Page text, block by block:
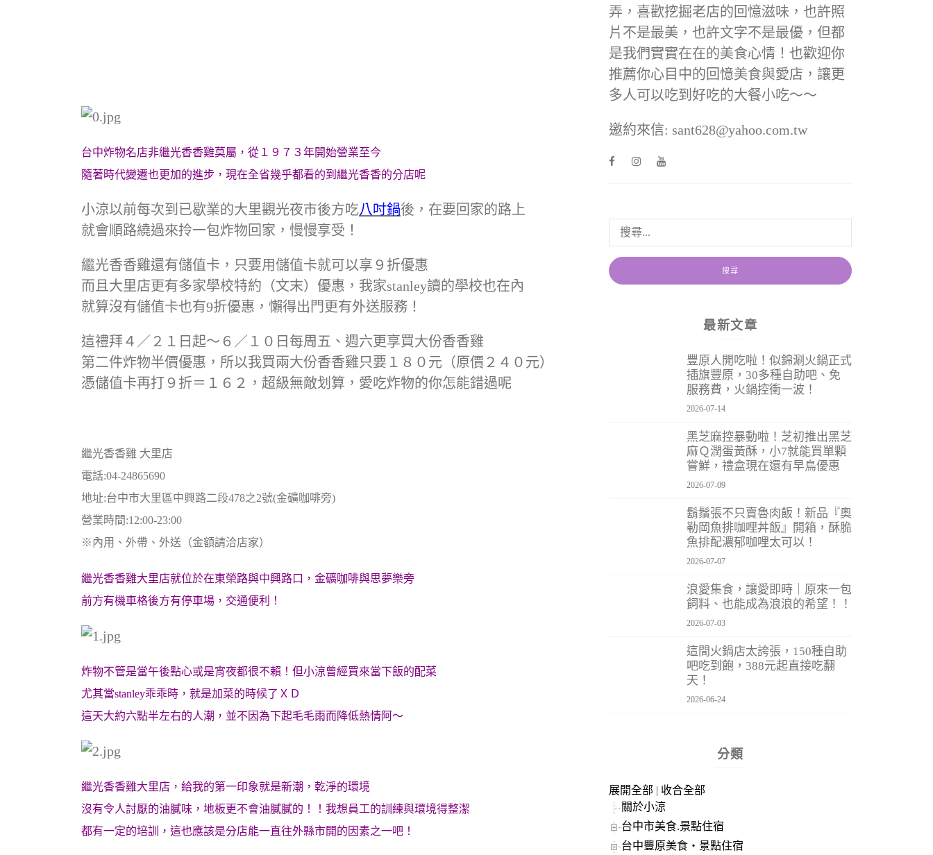
台中炸物名店非繼光香香雞莫屬，從１９７３年開始營業至今
隨著時代變遷也更加的進步，現在全省幾乎都看的到繼光香香的分店呢
小涼以前每次到已歇業的大里觀光夜市後方吃八吋鍋後，在要回家的路上
就會順路繞過來拎一包炸物回家，慢慢享受！
繼光香香雞還有儲值卡，只要用儲值卡就可以享９折優惠
而且大里店更有多家學校特約（文末）優惠，我家stanley讀的學校也在內
就算沒有儲值卡也有9折優惠，懶得出門更有外送服務！
這禮拜４／２１日起～６／１０日每周五、週六更享買大份香香雞
第二件炸物半價優惠，所以我買兩大份香香雞只要１８０元（原價２４０元）
憑儲值卡再打９折＝１６２，超級無敵划算，愛吃炸物的你怎能錯過呢
繼光香香雞 大里店
電話:04-24865690
地址:台中市大里區中興路二段478之2號(金礦咖啡旁)
營業時間:12:00-23:00
※內用、外帶、外送（金額請洽店家）
繼光香香雞大里店就位於在東榮路與中興路口，金礦咖啡與思夢樂旁
前方有機車格後方有停車場，交通便利！
炸物不管是當午後點心或是宵夜都很不賴！但小涼曾經買來當下飯的配菜
尤其當stanley乖乖時，就是加菜的時候了ＸＤ
這天大約六點半左右的人潮，並不因為下起毛毛雨而降低熱情阿～
繼光香香雞大里店，給我的第一印象就是新潮，乾淨的環境
沒有令人討厭的油膩味，地板更不會油膩膩的！！ 我想員工的訓練與環境得整潔
都有一定的培訓，這也應該是分店能一直往外縣市開的因素之一吧！
弄，喜歡挖掘老店的回憶滋味，也許照
片不是最美，也許文字不是最優，但都
是我們實實在在的美食心情！也歡迎你
推薦你心目中的回憶美食與愛店，讓更
多人可以吃到好吃的大餐小吃～～
邀約來信: sant628@yahoo.com.tw
最新文章
豐原人開吃啦！似錦涮火鍋正式
插旗豐原，30多種自助吧、免
服務費，火鍋控衝一波！
2026-07-14
黑芝麻控暴動啦！芝初推出黑芝
麻Ｑ潤蛋黃酥，小7就能買單顆
嘗鮮，禮盒現在還有早鳥優惠
2026-07-09
鬍鬚張不只賣魯肉飯！新品『奧
勒岡魚排咖哩丼飯』開箱，酥脆
魚排配濃郁咖哩太可以！
2026-07-07
浪愛集食，讓愛即時｜原來一包
飼料、也能成為浪浪的希望！！
2026-07-03
這間火鍋店太誇張，150種自助
吧吃到飽，388元起直接吃翻
天！
2026-06-24
分類
展開全部 | 收合全部
關於小涼
台中市美食.景點住宿
台中豐原美食‧景點住宿